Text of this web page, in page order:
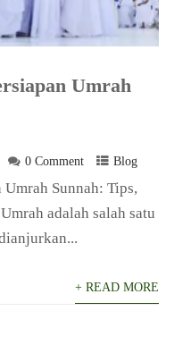
Umrah
0 Comment Blog
Sunnah: Tips,
adalah salah satu
+ READ MORE